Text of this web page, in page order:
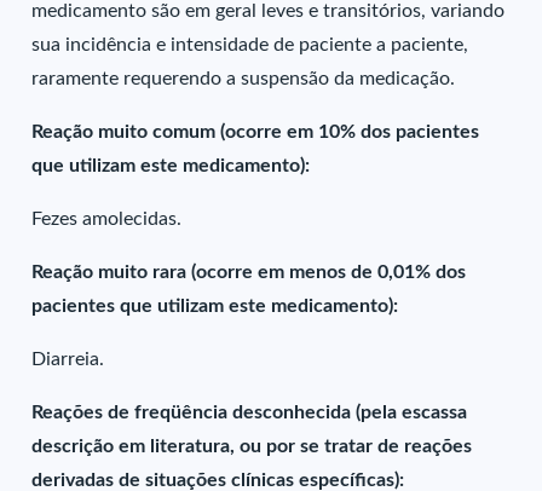
medicamento são em geral leves e transitórios, variando
sua incidência e intensidade de paciente a paciente,
raramente requerendo a suspensão da medicação.
Reação muito comum (ocorre em 10% dos pacientes
que utilizam este medicamento):
Fezes amolecidas.
Reação muito rara (ocorre em menos de 0,01% dos
pacientes que utilizam este medicamento):
Diarreia.
Reações de freqüência desconhecida (pela escassa
descrição em literatura, ou por se tratar de reações
derivadas de situações clínicas específicas):